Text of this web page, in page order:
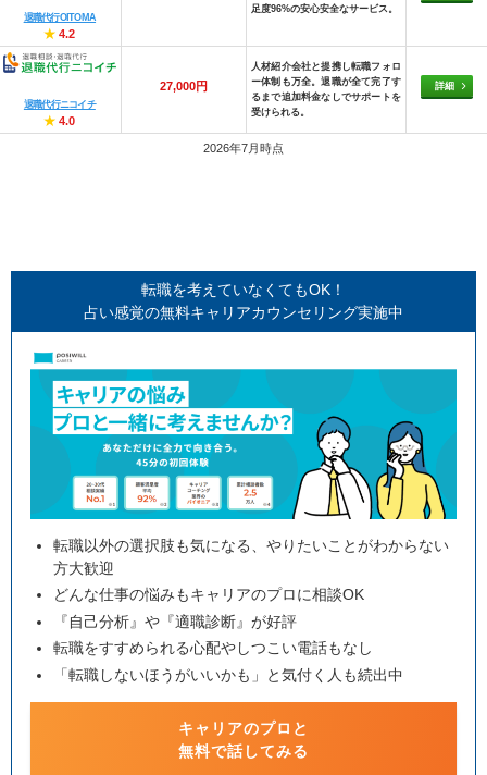
退職代行OITOMA
★ 4.2
足度96%の安心安全なサービス。
退職代行ニコイチ
★ 4.0
27,000円
人材紹介会社と提携し転職フォロ
ー体制も万全。退職が全て完了す
るまで追加料金なしでサポートを
受けられる。
詳細
2026年7月時点
転職を考えていなくてもOK！
占い感覚の無料キャリアカウンセリング実施中
転職以外の選択肢も気になる、やりたいことがわからない
方大歓迎
どんな仕事の悩みもキャリアのプロに相談OK
『自己分析』や『適職診断』が好評
転職をすすめられる心配やしつこい電話もなし
「転職しないほうがいいかも」と気付く人も続出中
キャリアのプロと
無料で話してみる